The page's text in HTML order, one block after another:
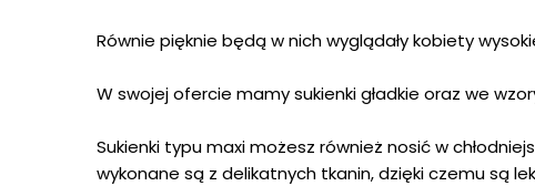
Równie pięknie będą w nich wyglądały kobiety
W swojej ofercie mamy sukienki gładkie oraz we
Sukienki typu maxi możesz również nosić w
wykonane są z delikatnych tkanin, dzięki czemu są